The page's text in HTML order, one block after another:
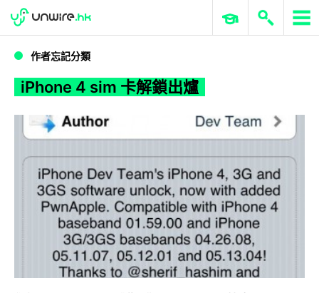
iPhone 4 sim 卡解鎖出爐
WWDC 2026 ERP 與商業 AI
作者忘記分類
iPhone 4 sim 卡解鎖出爐